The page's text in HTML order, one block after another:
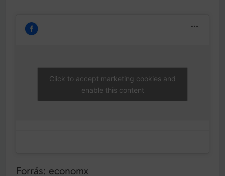
Click to accept marketing cookies and
enable this content
Forrás: economx